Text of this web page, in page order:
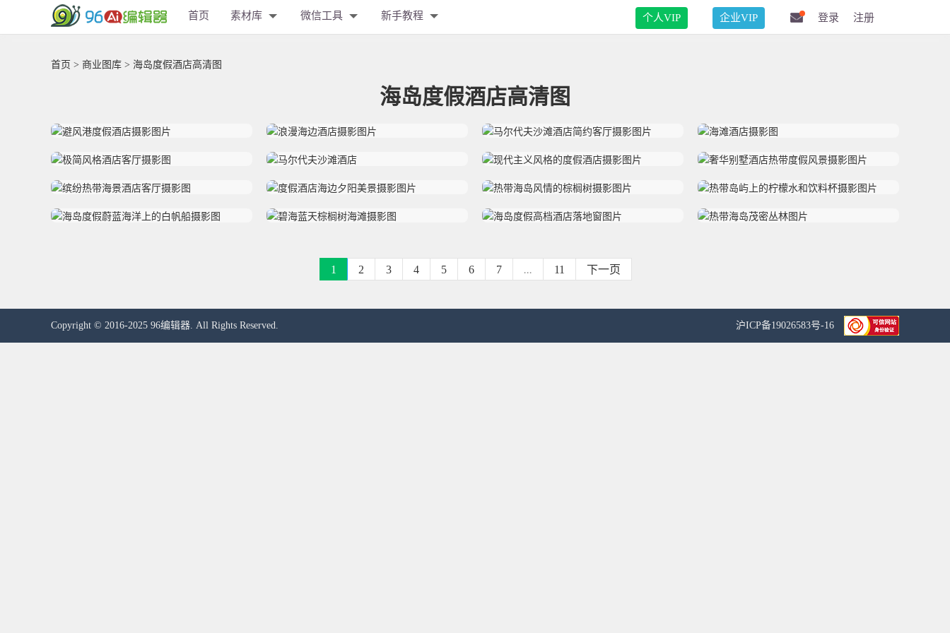
首页 素材库 微信工具 新手教程 个人VIP 企业VIP 登录 注册
首页 > 商业图库 > 海岛度假酒店高清图
海岛度假酒店高清图
1 2 3 4 5 6 7 ... 11 下一页
Copyright © 2016-2025 96编辑器. All Rights Reserved. 沪ICP备19026583号-16